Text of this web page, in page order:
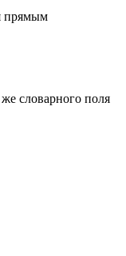
прямым
словарного поля